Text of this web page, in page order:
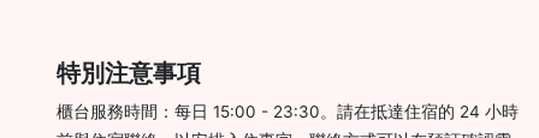
特別注意事項
櫃台服務時間：每日 15:00 - 23:30。請在抵達住宿的 24 小時